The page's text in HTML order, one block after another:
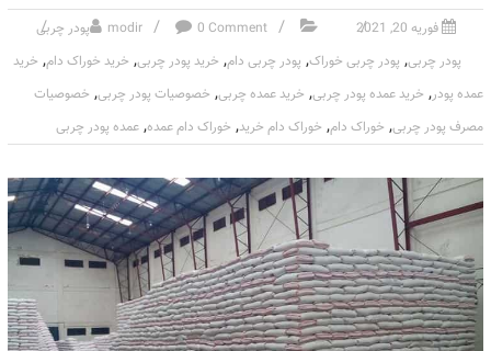
فوریه 20, 2021 modir 0 Comment
پودر چربی
پودر چربی, پودر چربی خوراک, پودر چربی دام, خرید پودر چربی, خرید خوراک دام, خرید
عمده پودر, خرید عمده پودر چربی, خرید عمده چربی, خصوصیات پودر چربی, خصوصیات
مصرف پودر چربی, خوراک دام, خوراک دام خرید, خوراک دام عمده, عمده پودر چربی